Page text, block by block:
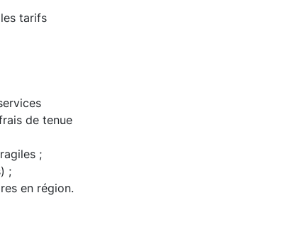
tarifs
de tenue
;
;
en région.